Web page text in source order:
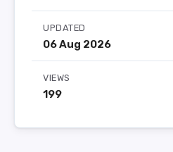
UPDATED
06 Aug 2026
VIEWS
199